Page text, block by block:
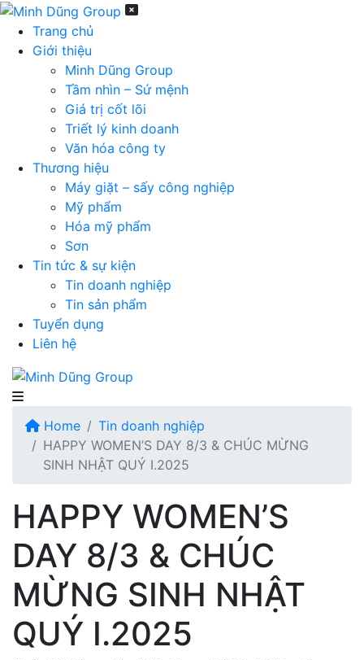
Trang chủ
Giới thiệu
Minh Dũng Group
Tầm nhìn – Sứ mệnh
Giá trị cốt lõi
Triết lý kinh doanh
Văn hóa công ty
Thương hiệu
Máy giặt – sấy công nghiệp
Mỹ phẩm
Hóa mỹ phẩm
Sơn
Tin tức & sự kiện
Tin doanh nghiệp
Tin sản phẩm
Tuyển dụng
Liên hệ
Home
Tin doanh nghiệp
HAPPY WOMEN’S DAY 8/3 & CHÚC MỪNG
SINH NHẬT QUÝ I.2025
HAPPY WOMEN’S
DAY 8/3 & CHÚC
MỪNG SINH NHẬT
QUÝ I.2025